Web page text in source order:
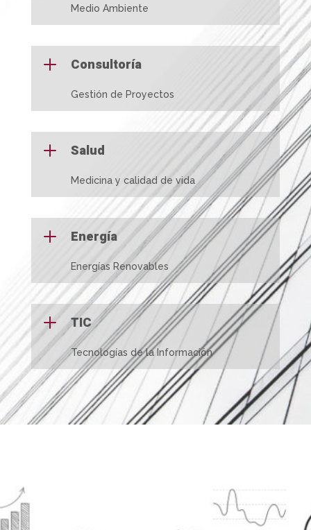
Medio Ambiente
L Consultoría
Gestión de Proyectos
L Salud
Medicina y calidad de vida
L Energía
Energías Renovables
L TIC
Tecnologías de la Información